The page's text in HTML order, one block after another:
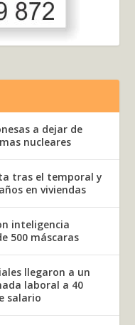
a dejar de
nucleares
tras el temporal y
en viviendas
inteligencia
500 máscaras
llegaron a un
laboral a 40
salario